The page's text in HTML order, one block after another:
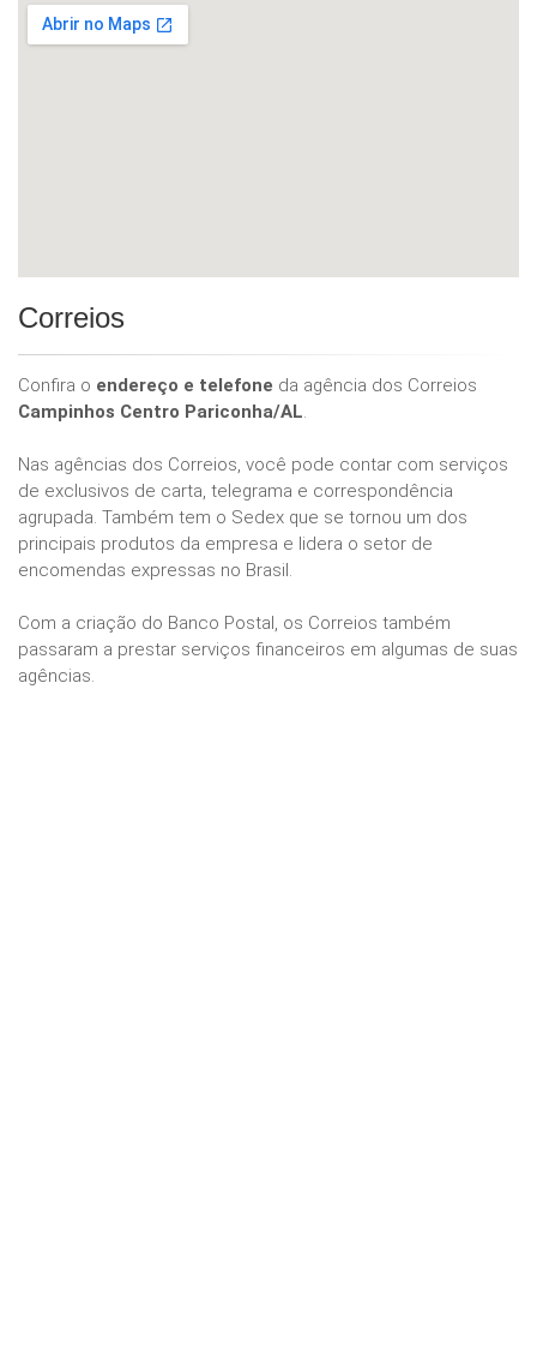
Correios
Confira o endereço e telefone da agência dos Correios
Campinhos Centro Pariconha/AL.
Nas agências dos Correios, você pode contar com serviços
de exclusivos de carta, telegrama e correspondência
agrupada. Também tem o Sedex que se tornou um dos
principais produtos da empresa e lidera o setor de
encomendas expressas no Brasil.
Com a criação do Banco Postal, os Correios também
passaram a prestar serviços financeiros em algumas de suas
agências.